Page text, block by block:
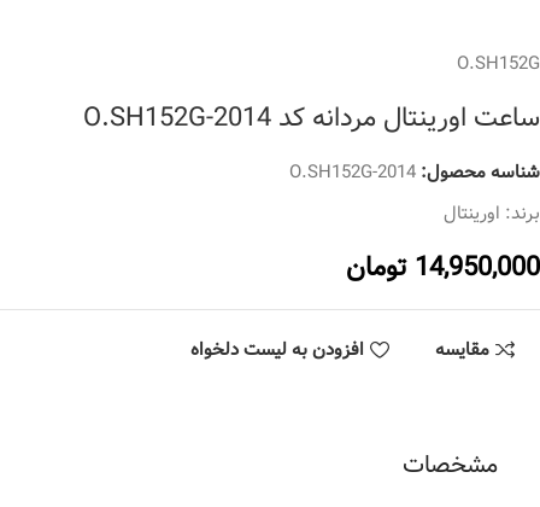
O.SH152G
ساعت اورینتال مردانه کد O.SH152G-2014
شناسه محصول:O.SH152G-2014
برند: اورینتال
14,950,000 تومان
مقایسه افزودن به لیست دلخواه
مشخصات